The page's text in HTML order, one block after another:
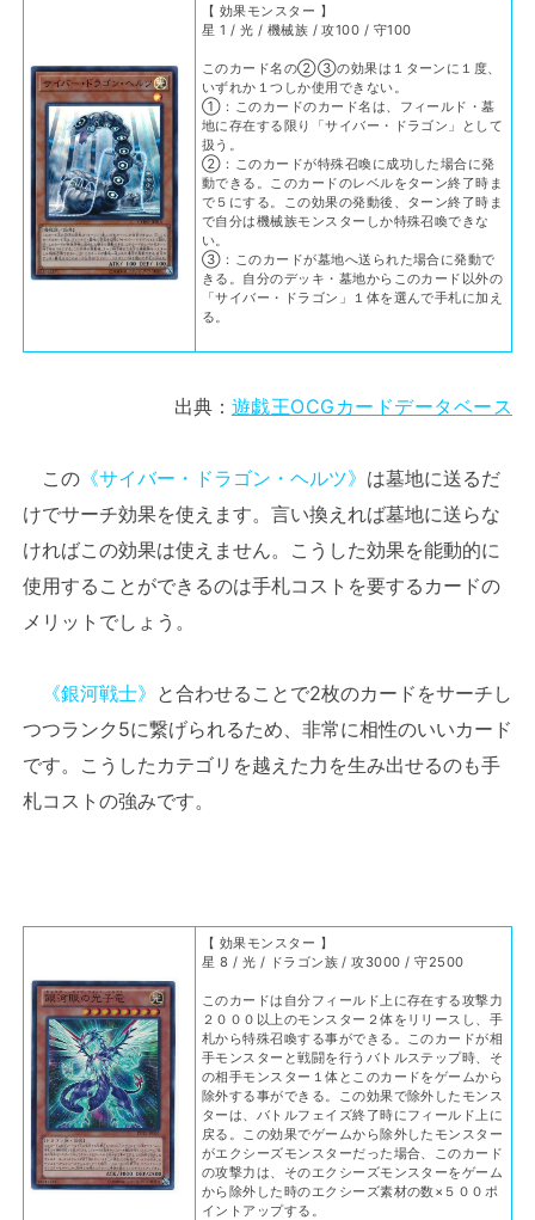
【 効果モンスター 】
星 1 / 光 / 機械族 / 攻100 / 守100
このカード名の②③の効果は１ターンに１度、
いずれか１つしか使用できない。
①：このカードのカード名は、フィールド・墓
地に存在する限り「サイバー・ドラゴン」として
扱う。
②：このカードが特殊召喚に成功した場合に発
動できる。このカードのレベルをターン終了時ま
で５にする。この効果の発動後、ターン終了時ま
で自分は機械族モンスターしか特殊召喚できな
い。
③：このカードが墓地へ送られた場合に発動で
きる。自分のデッキ・墓地からこのカード以外の
「サイバー・ドラゴン」１体を選んで手札に加え
る。
出典： 遊戯王OCGカードデータベース
この 《サイバー・ドラゴン・ヘルツ》 は墓地に送るだ
けでサーチ効果を使えます。言い換えれば墓地に送らな
ければこの効果は使えません。こうした効果を能動的に
使用することができるのは手札コストを要するカードの
メリットでしょう。
《銀河戦士》 と合わせることで2枚のカードをサーチし
つつランク5に繋げられるため、非常に相性のいいカード
です。こうしたカテゴリを越えた力を生み出せるのも手
札コストの強みです。
【 効果モンスター 】
星 8 / 光 / ドラゴン族 / 攻3000 / 守2500
このカードは自分フィールド上に存在する攻撃力
２０００以上のモンスター２体をリリースし、手
札から特殊召喚する事ができる。このカードが相
手モンスターと戦闘を行うバトルステップ時、そ
の相手モンスター１体とこのカードをゲームから
除外する事ができる。この効果で除外したモンス
ターは、バトルフェイズ終了時にフィールド上に
戻る。この効果でゲームから除外したモンスター
がエクシーズモンスターだった場合、このカード
の攻撃力は、そのエクシーズモンスターをゲーム
から除外した時のエクシーズ素材の数×５００ポ
イントアップする。